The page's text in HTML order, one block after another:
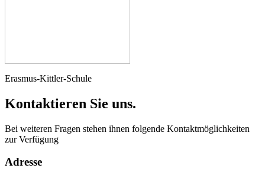
Erasmus-Kittler-Schule
Kontaktieren Sie uns.
Bei weiteren Fragen stehen ihnen folgende Kontaktmöglichkeiten
zur Verfügung
Adresse